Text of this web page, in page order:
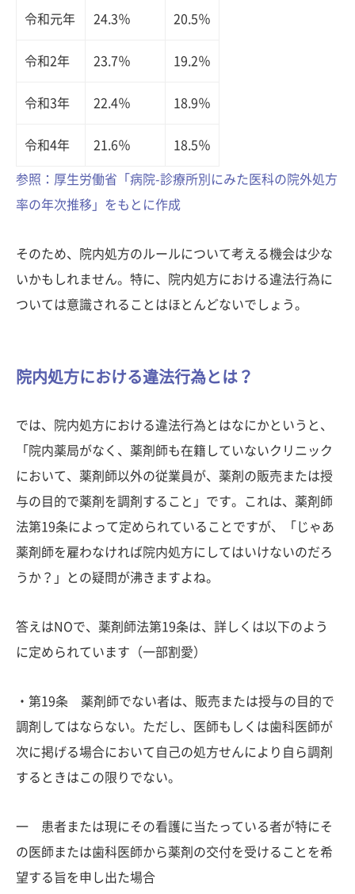
令和元年 24.3％ 20.5％
令和2年 23.7％ 19.2％
令和3年 22.4％ 18.9％
令和4年 21.6％ 18.5％
参照：厚生労働省「病院-診療所別にみた医科の院外処方
率の年次推移」をもとに作成
そのため、院内処方のルールについて考える機会は少な
いかもしれません。特に、院内処方における違法行為に
ついては意識されることはほとんどないでしょう。
院内処方における違法行為とは？
では、院内処方における違法行為とはなにかというと、
「院内薬局がなく、薬剤師も在籍していないクリニック
において、薬剤師以外の従業員が、薬剤の販売または授
与の目的で薬剤を調剤すること」です。これは、薬剤師
法第19条によって定められていることですが、「じゃあ
薬剤師を雇わなければ院内処方にしてはいけないのだろ
うか？」との疑問が沸きますよね。
答えはNOで、薬剤師法第19条は、詳しくは以下のよう
に定められています（一部割愛）
・第19条 薬剤師でない者は、販売または授与の目的で
調剤してはならない。ただし、医師もしくは歯科医師が
次に掲げる場合において自己の処方せんにより自ら調剤
するときはこの限りでない。
一 患者または現にその看護に当たっている者が特にそ
の医師または歯科医師から薬剤の交付を受けることを希
望する旨を申し出た場合